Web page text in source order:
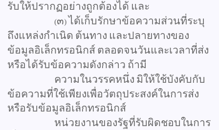
รับให้ปรากฏอย่างถูกต้องได้ และ
(๓) ได้เก็บรักษาข้อความส่วนที่ระบุ
ถึงแหล่งกำเนิด ต้นทาง และปลายทางของ
ข้อมูลอิเล็กทรอนิกส์ ตลอดจนวันและเวลาที่ส่ง
หรือได้รับข้อความดังกล่าว ถ้ามี
ความในวรรคหนึ่ง มิให้ใช้บังคับกับ
ข้อความที่ใช้เพียงเพื่อวัตถุประสงค์ในการส่ง
หรือรับข้อมูลอิเล็กทรอนิกส์
หน่วยงานของรัฐที่รับผิดชอบในการ